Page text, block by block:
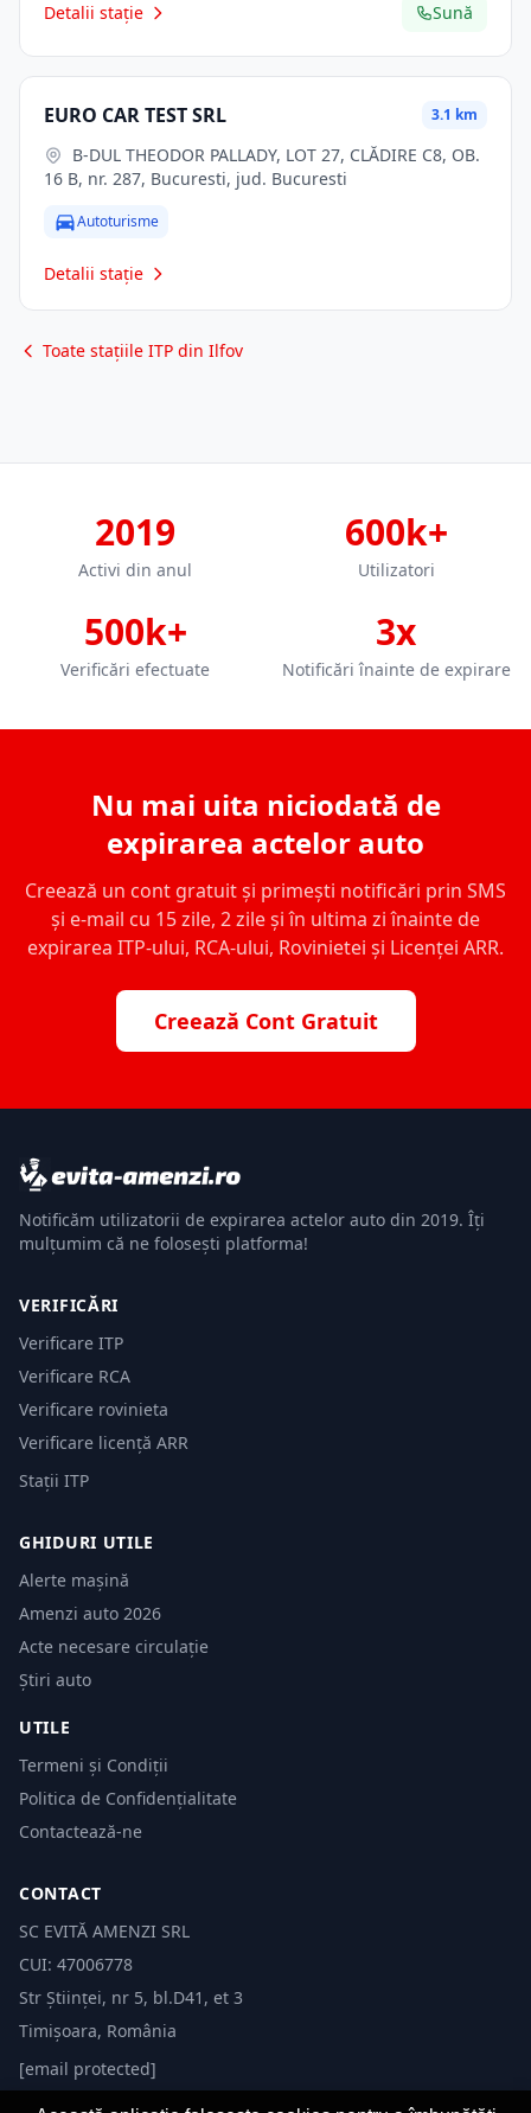
Detalii stație Sună
EURO CAR TEST SRL 3.1 km
16 B, nr. 287, Bucuresti, jud. Bucuresti
Autoturisme
Detalii stație
Toate stațiile ITP din Ilfov
2019
Activi din anul
600k+
Utilizatori
500k+
Verificări efectuate
3x
Notificări înainte de expirare
Nu mai uita niciodată de
expirarea actelor auto
Creează un cont gratuit și primești notificări prin SMS
și e-mail cu 15 zile, 2 zile și în ultima zi înainte de
expirarea ITP-ului, RCA-ului, Rovinietei și Licenței ARR.
Creează Cont Gratuit
Notificăm utilizatorii de expirarea actelor auto din 2019. Îți
mulțumim că ne folosești platforma!
VERIFICĂRI
Verificare ITP
Verificare RCA
Verificare rovinieta
Verificare licență ARR
Stații ITP
GHIDURI UTILE
Alerte mașină
Amenzi auto 2026
Acte necesare circulație
Știri auto
UTILE
Termeni și Condiții
Politica de Confidențialitate
Contactează-ne
CONTACT
SC EVITĂ AMENZI SRL
CUI: 47006778
Str Științei, nr 5, bl.D41, et 3
Timișoara, România
[email protected]